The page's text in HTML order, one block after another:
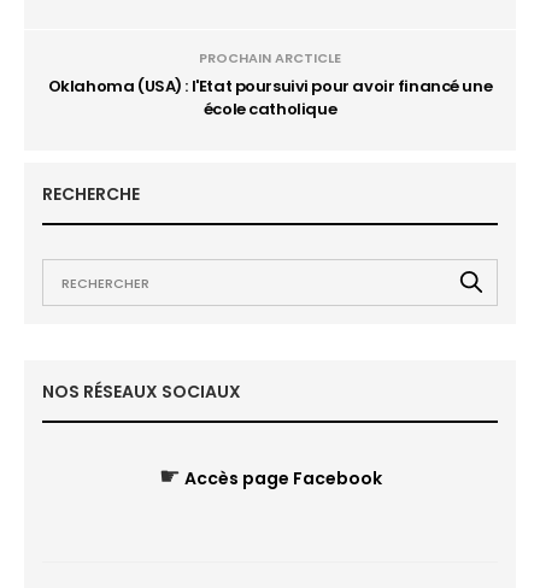
PROCHAIN ARCTICLE
Oklahoma (USA) : l'Etat poursuivi pour avoir financé une
école catholique
RECHERCHE
NOS RÉSEAUX SOCIAUX
☛ Accès page Facebook